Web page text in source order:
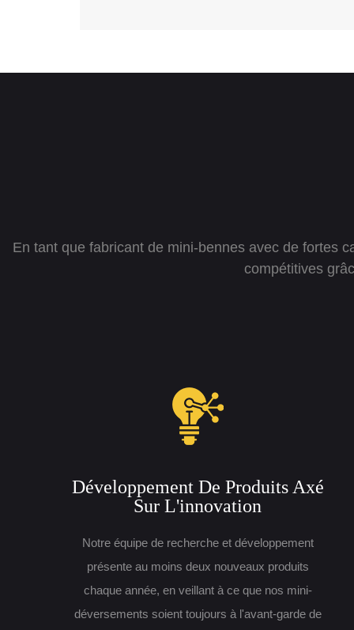
En tant que fabricant de mini-bennes avec de fortes
compétitives
Développement De Produits Axé
Sur L'innovation
Notre équipe de recherche et développement
présente au moins deux nouveaux produits
chaque année, en veillant à ce que nos mini-
déversements soient toujours à l'avant-garde de